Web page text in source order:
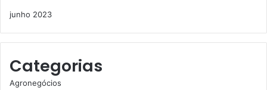
junho 2023
Categorias
Agronegócios